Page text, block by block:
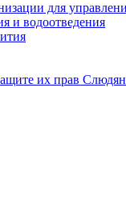
для
и водоотведения
их прав